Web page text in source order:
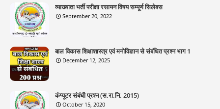
व्याख्याता भर्ती परीक्षा रसायन विषय सम्पूर्ण सिलेबस
September 20, 2022
बाल विकास शिक्षाशास्त्र एवं मनोविज्ञान से संबंधित प्रश्न भाग 1
December 12, 2025
कंप्यूटर संबंधी प्रश्न (स.रा.नि. 2015)
October 15, 2020